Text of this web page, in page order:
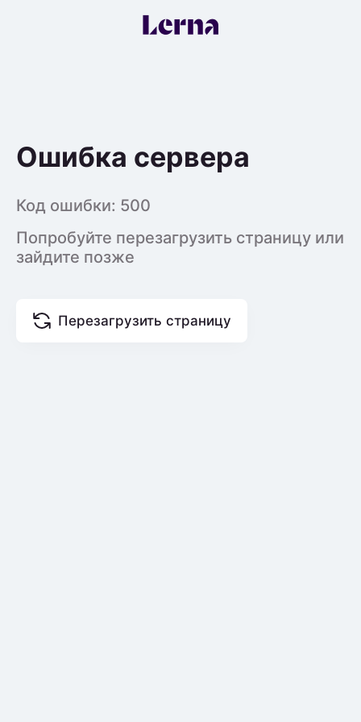
Ошибка сервера
Код ошибки: 500
Попробуйте перезагрузить страницу или
зайдите позже
Перезагрузить страницу